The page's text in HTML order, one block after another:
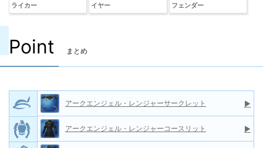
ライカー
イヤー
フェンダー
Point まとめ
アークエンジェル・レンジャーサークレット ▶
アークエンジェル・レンジャーコースリット ▶